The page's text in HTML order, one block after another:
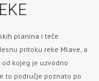
planina i teče
pritoku reke Mlave, a
od kojeg je uzvodno
to područje poznato po